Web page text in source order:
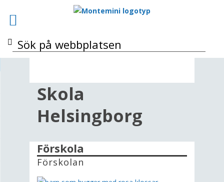
Skola
Helsingborg
Förskola
Förskolan